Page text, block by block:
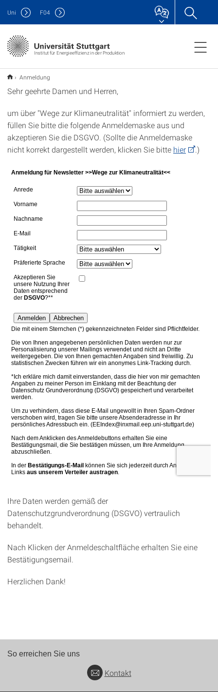
Institut für Energieeffizienz in der Produktion
Uni F04
Anmeldung
Sehr geehrte Damen und Herren,
um über "Wege zur Klimaneutralität" informiert zu werden,
füllen Sie bitte die folgende Anmeldemaske aus und
akzeptieren Sie die DSGVO. (Sollte die Anmeldemaske
nicht korrekt dargestellt werden, klicken Sie bitte hier .)
Ihre Daten werden gemäß der
Datenschutzgrundverordnung (DSGVO) vertraulich
behandelt.
Nach Klicken der Anmeldeschaltfläche erhalten Sie eine
Bestätigungsemail.
Herzlichen Dank!
So erreichen Sie uns
Kontakt